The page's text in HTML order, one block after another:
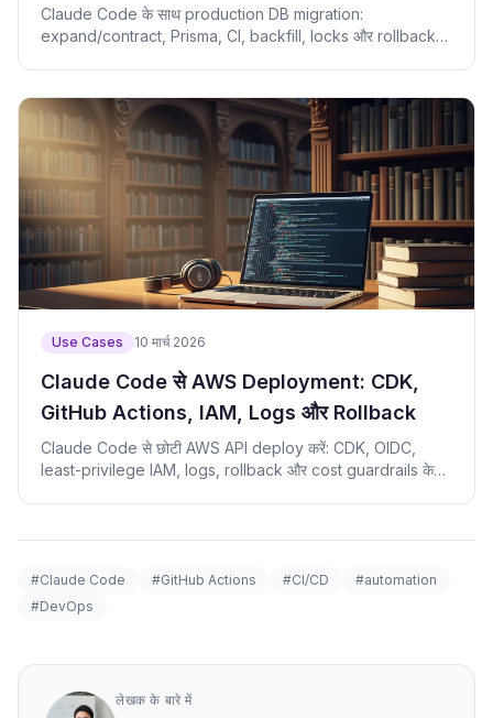
Claude Code के साथ production DB migration:
expand/contract, Prisma, CI, backfill, locks और rollback
Use Cases 10 मार्च 2026
Claude Code से AWS Deployment: CDK,
GitHub Actions, IAM, Logs और Rollback
Claude Code से छोटी AWS API deploy करें: CDK, OIDC,
least-privilege IAM, logs, rollback और cost guardrails के
#Claude Code #GitHub Actions #CI/CD
#automation
#DevOps
लेखक के बारे में